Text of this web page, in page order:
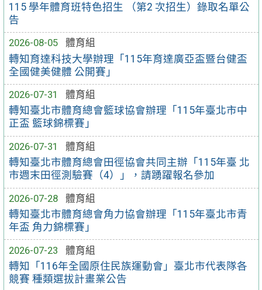
115 學年體育班特色招生 （第2 次招生）錄取名單公
告
2026-08-05
體育組
轉知育達科技大學辦理「115年育達廣亞盃暨台健盃
全國健美健體 公開賽」
2026-07-31
體育組
轉知臺北市體育總會籃球協會辦理「115年臺北市中
正盃 籃球錦標賽」
2026-07-31
體育組
轉知臺北市體育總會田徑協會共同主辦「115年臺 北
市週末田徑測驗賽（4）」，請踴躍報名參加
2026-07-28
體育組
轉知臺北市體育總會角力協會辦理「115年臺北市青
年盃 角力錦標賽」
2026-07-23
體育組
轉知「116年全國原住民族運動會」臺北市代表隊各
競賽 種類選拔計畫業公告